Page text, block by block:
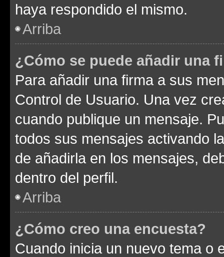
haya respondido el mismo.
Arriba
¿Cómo se puede añadir una
Para añadir una firma a sus
Control de Usuario. Una vez
cuando publique un mensaje.
todos sus mensajes activando
de añadirla en los mensajes,
dentro del perfil.
Arriba
¿Cómo creo una encuesta?
Cuando inicia un nuevo tema o